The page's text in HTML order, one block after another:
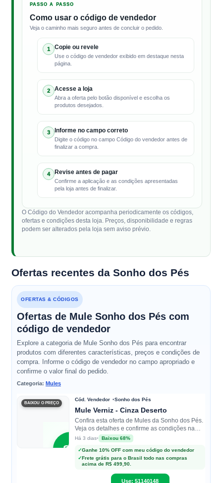
PASSO A PASSO
Como usar o código de vendedor
Veja o caminho mais seguro antes de concluir o pedido.
1
Copie ou revele
Use o código de vendedor exibido em destaque nesta
página.
2
Acesse a loja
Abra a oferta pelo botão disponível e escolha os
produtos desejados.
3
Informe no campo correto
Digite o código no campo Código do vendedor antes de
finalizar a compra.
4
Revise antes de pagar
Confirme a aplicação e as condições apresentadas
pela loja antes de finalizar.
O Código do Vendedor acompanha periodicamente os códigos,
ofertas e condições desta loja. Preços, disponibilidade e regras
podem ser alterados pela loja sem aviso prévio.
Ofertas recentes da Sonho dos Pés
OFERTAS & CÓDIGOS
Ofertas de Mule Sonho dos Pés com
código de vendedor
Explore a categoria de Mule Sonho dos Pés para encontrar
produtos com diferentes características, preços e condições de
compra. Informe o código de vendedor no campo apropriado e
confirme o valor final do pedido.
Categoria: Mules
BAIXOU O PREÇO
SP
Cód. Vendedor Sonho dos Pés
Mule Verniz - Cinza Deserto
Confira esta oferta de Mules da Sonho dos Pés.
Veja os detalhes e confirme as condições na
loja.
Há 3 dias• Baixou 68%
✓Ganhe 10% OFF com meu código do vendedor
✓Frete grátis para o Brasil todo nas compras
acima de R$ 499,90.
Use: 51140148